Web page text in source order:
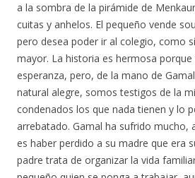
a la sombra de la pirámide de
cuitas y anhelos. El pequeño vende
pero desea poder ir al colegio, como
mayor. La historia es hermosa
esperanza, pero, de la mano de
natural alegre, somos testigos de la
condenados los que nada tienen y lo
arrebatado. Gamal ha sufrido mucho,
es haber perdido a su madre que era
padre trata de organizar la vida